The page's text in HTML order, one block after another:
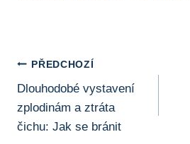
Navigace
Pro
Příspěvek
PŘEDCHOZÍ
Dlouhodobé vystavení
zplodinám a ztráta
čichu: Jak se bránit